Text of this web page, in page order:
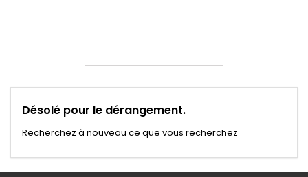
Désolé pour le dérangement.
Recherchez à nouveau ce que vous recherchez